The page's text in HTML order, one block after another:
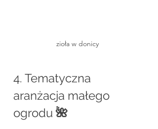
zioła w donicy
4. Tematyczna
aranżacja małego
ogrodu 🌺